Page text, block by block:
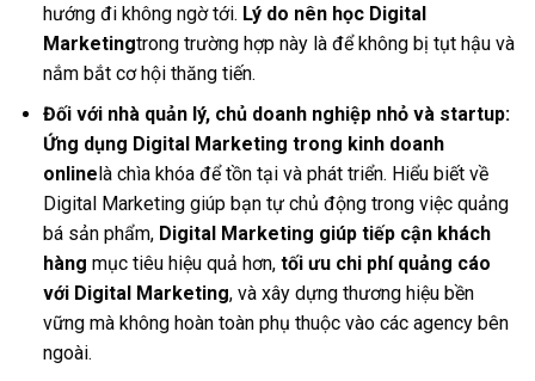
hướng đi không ngờ tới. Lý do nên học Digital
Marketingtrong trường hợp này là để không bị tụt hậu và
nắm bắt cơ hội thăng tiến.
Đối với nhà quản lý, chủ doanh nghiệp nhỏ và startup:
Ứng dụng Digital Marketing trong kinh doanh
online là chìa khóa để tồn tại và phát triển. Hiểu biết về
Digital Marketing giúp bạn tự chủ động trong việc quảng
bá sản phẩm, Digital Marketing giúp tiếp cận khách
hàng mục tiêu hiệu quả hơn, tối ưu chi phí quảng cáo
với Digital Marketing, và xây dựng thương hiệu bền
vững mà không hoàn toàn phụ thuộc vào các agency bên
ngoài.